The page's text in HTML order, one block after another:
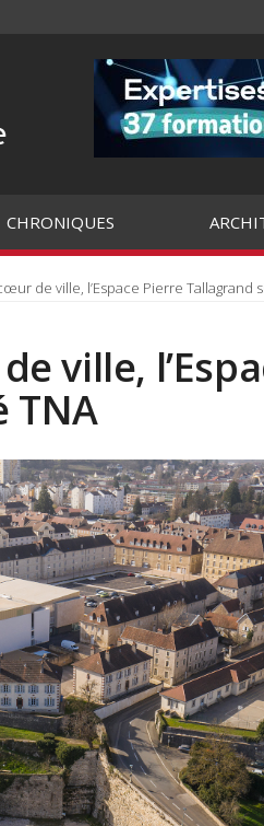
CHRONIQUES
de ville, l’Espace Pierre Tallagrand
ville,
TNA